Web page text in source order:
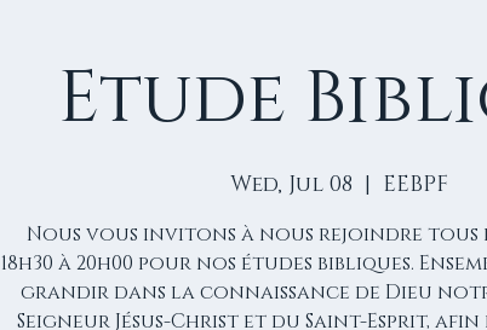
Etude
Wed, Jul 08
  |
EEBPF
Nous vous invitons à nous rejoindre tous
18h30 à 20h00 pour nos études bibliques.
grandir dans la connaissance de Dieu
Seigneur Jésus-Christ et du Saint-Esprit, afin